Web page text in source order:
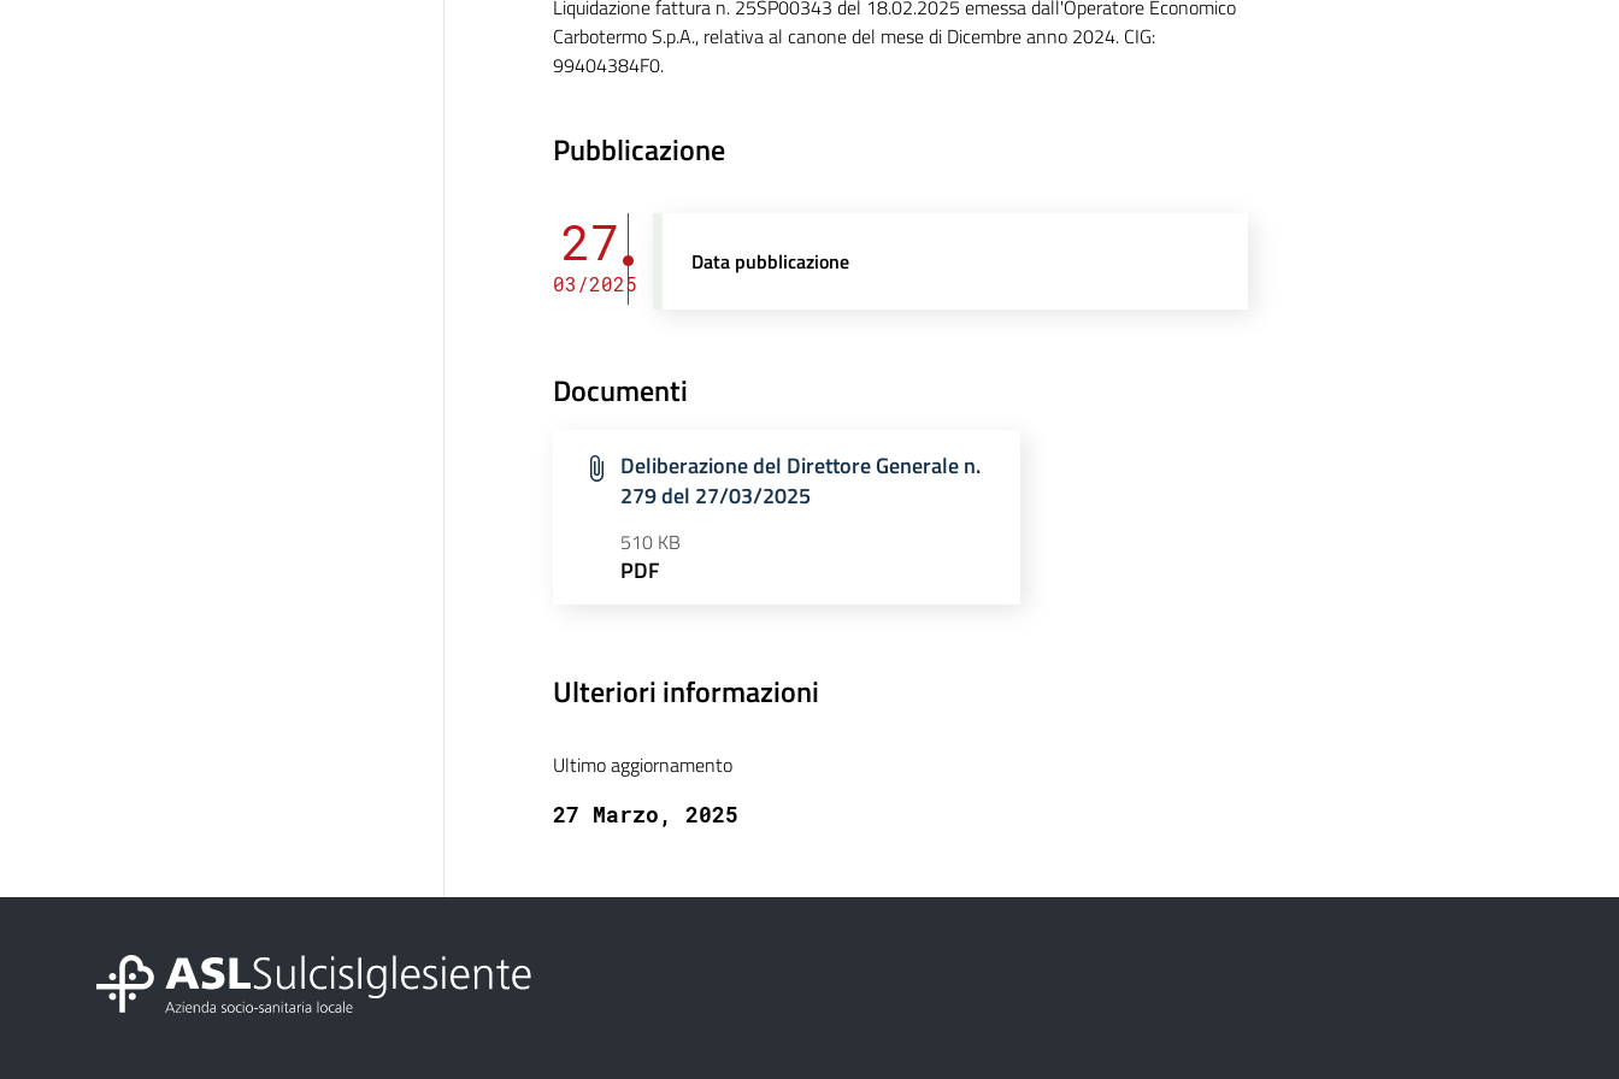
Liquidazione fattura n. 25SP00343 del 18.02.2025 emessa dall'Operatore Economico
Carbotermo S.p.A., relativa al canone del mese di Dicembre anno 2024. CIG:
99404384F0.
Pubblicazione
27
03/2025
Data pubblicazione
Documenti
Deliberazione del Direttore Generale n.
279 del 27/03/2025
510 KB
PDF
Ulteriori informazioni
Ultimo aggiornamento
27 Marzo, 2025